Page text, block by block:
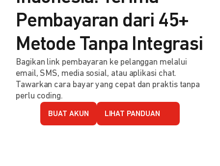
Pembayaran dari 45+
Metode Tanpa Integrasi
Bagikan link pembayaran ke pelanggan melalui
email, SMS, media sosial, atau aplikasi chat.
Tawarkan cara bayar yang cepat dan praktis tanpa
perlu coding.
BUAT AKUN LIHAT PANDUAN